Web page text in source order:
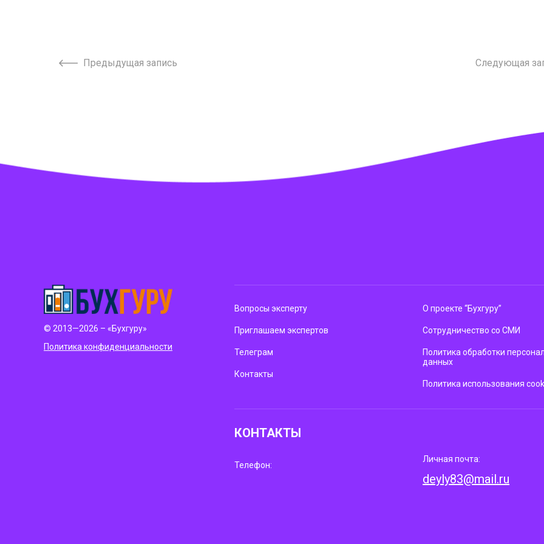
Предыдущая запись Следующая
© 2013—2026 – «Бухгуру»
Политика конфиденциальности
Вопросы эксперту
Приглашаем экспертов
Телеграм
Контакты
О проекте “Бухгуру”
Сотрудничество со СМИ
Политика обработки
данных
Политика использования
КОНТАКТЫ
Телефон:
Личная почта:
deyly83@mail.ru